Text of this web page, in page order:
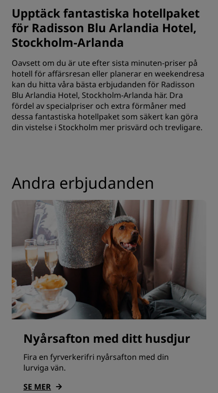
Upptäck fantastiska hotellpaket
för Radisson Blu Arlandia Hotel,
Stockholm-Arlanda
Oavsett om du är ute efter sista minuten-priser på
hotell för affärsresan eller planerar en weekendresa
kan du hitta våra bästa erbjudanden för Radisson
Blu Arlandia Hotel, Stockholm-Arlanda här. Dra
fördel av specialpriser och extra förmåner med
dessa fantastiska hotellpaket som säkert kan göra
din vistelse i Stockholm mer prisvärd och trevligare.
Andra erbjudanden
Nyårsafton med ditt husdjur
Fira en fyrverkerifri nyårsafton med din
lurviga vän.
SE MER